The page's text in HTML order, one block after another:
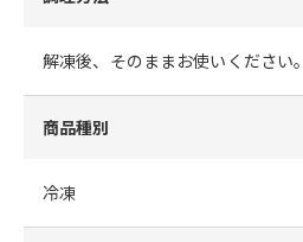
解凍後、そのままお使いください。
商品種別
冷凍